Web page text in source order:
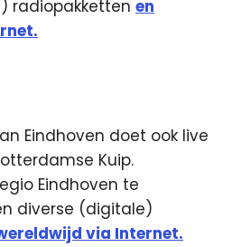
radiopakketten en
Eindhoven doet ook live
Kuip.
Eindhoven te
diverse (digitale)
via Internet.